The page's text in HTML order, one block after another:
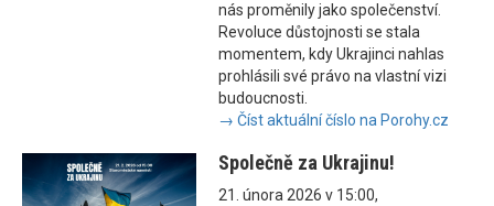
nás proměnily jako společenství.
Revoluce důstojnosti se stala
momentem, kdy Ukrajinci nahlas
prohlásili své právo na vlastní vizi
budoucnosti.
→ Číst aktuální číslo na Porohy.cz
Společně za Ukrajinu!
21. února 2026 v 15:00,